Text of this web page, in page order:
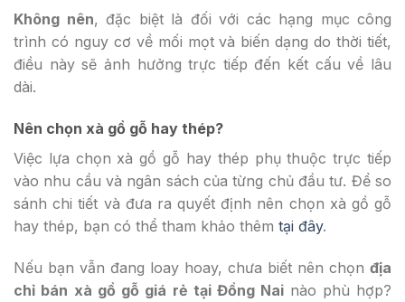
Không nên, đặc biệt là đối với các hạng mục công
trình có nguy cơ về mối mọt và biến dạng do thời tiết,
điều này sẽ ảnh hưởng trực tiếp đến kết cấu về lâu
dài.
Nên chọn xà gồ gỗ hay thép?
Việc lựa chọn xà gồ gỗ hay thép phụ thuộc trực tiếp
vào nhu cầu và ngân sách của từng chủ đầu tư. Để so
sánh chi tiết và đưa ra quyết định nên chọn xà gồ gỗ
hay thép, bạn có thể tham khảo thêm tại đây.
Nếu bạn vẫn đang loay hoay, chưa biết nên chọn địa
chỉ bán xà gồ gỗ giá rẻ tại Đồng Nainào phù hợp?